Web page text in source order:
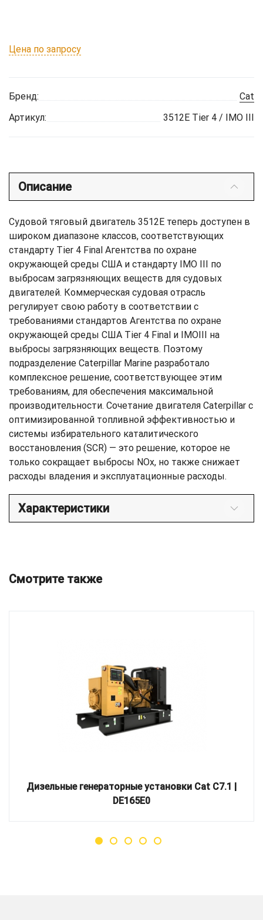
Цена по запросу
Бренд:
Cat
Артикул:
3512E Tier 4 / IMO III
Описание
Судовой тяговый двигатель 3512E теперь доступен в
широком диапазоне классов, соответствующих
стандарту Tier 4 Final Агентства по охране
окружающей среды США и стандарту IMO III по
выбросам загрязняющих веществ для судовых
двигателей. Коммерческая судовая отрасль
регулирует свою работу в соответствии с
требованиями стандартов Агентства по охране
окружающей среды США Tier 4 Final и IMOIII на
выбросы загрязняющих веществ. Поэтому
подразделение Caterpillar Marine разработало
комплексное решение, соответствующее этим
требованиям, для обеспечения максимальной
производительности. Сочетание двигателя Caterpillar с
оптимизированной топливной эффективностью и
системы избирательного каталитического
восстановления (SCR) — это решение, которое не
только сокращает выбросы NOx, но также снижает
расходы владения и эксплуатационные расходы.
Характеристики
Смотрите также
Дизельные генераторные установки Cat C7.1 |
DE165E0